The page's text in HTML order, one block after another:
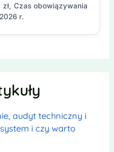
Czas obowiązywania
r.
audyt techniczny i
i czy warto